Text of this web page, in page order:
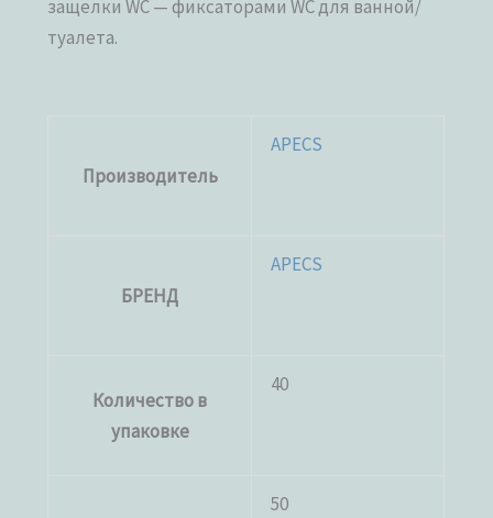
защелки WC — фиксаторами WC для ванной/
туалета.
Производитель
APECS
БРЕНД
APECS
Количество в
упаковке
40
50